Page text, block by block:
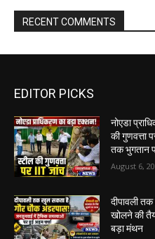
RECENT COMMENTS
EDITOR PICKS
नोएडा
की गुणवत्ता
तक भुगतान
August 6,
दीपावली
खोलने की
बड़ा मंथन